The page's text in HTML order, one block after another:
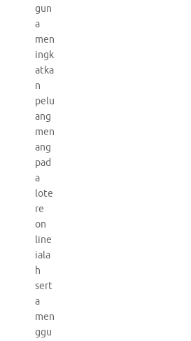
gun
a
men
ingk
atka
n
pelu
ang
men
ang
pad
a
lote
re
on
line
iala
h
sert
a
men
ggu